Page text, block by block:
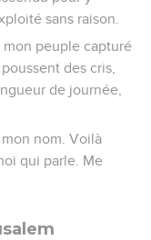
sans raison.
peuple capturé
des cris,
de journée,
nom. Voilà
qui parle. Me